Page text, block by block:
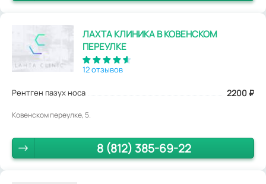
ЛАХТА КЛИНИКА В КОВЕНСКОМ
ПЕРЕУЛКЕ
12 отзывов
Рентген пазух носа 2200 ₽
Ковенском переулке, 5.
8 (812) 385-69-22